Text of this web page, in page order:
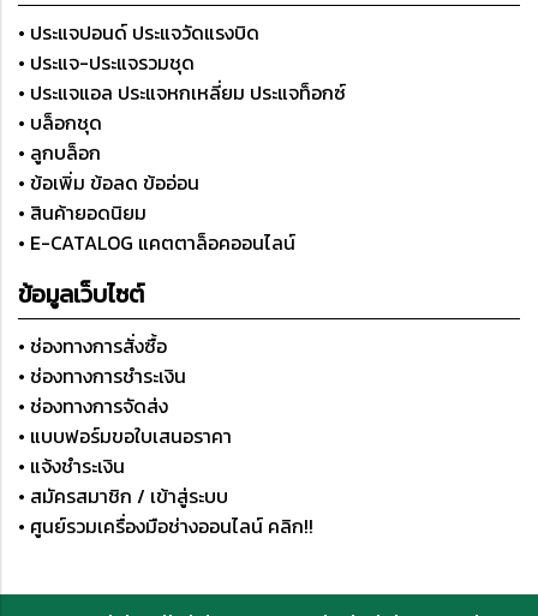
• ประแจปอนด์ ประแจวัดแรงบิด
• ประแจ-ประแจรวมชุด
• ประแจแอล ประแจหกเหลี่ยม ประแจท็อกซ์
• บล็อกชุด
• ลูกบล็อก
• ข้อเพิ่ม ข้อลด ข้ออ่อน
• สินค้ายอดนิยม
• E-CATALOG แคตตาล็อคออนไลน์
ข้อมูลเว็บไซต์
• ช่องทางการสั่งซื้อ
• ช่องทางการชำระเงิน
• ช่องทางการจัดส่ง
• แบบฟอร์มขอใบเสนอราคา
• แจ้งชำระเงิน
• สมัครสมาชิก / เข้าสู่ระบบ
• ศูนย์รวมเครื่องมือช่างออนไลน์ คลิก!!